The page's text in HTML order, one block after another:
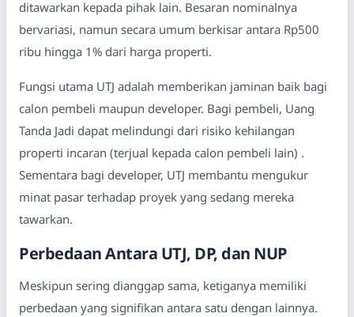
ditawarkan kepada pihak lain. Besaran nominalnya
bervariasi, namun secara umum berkisar antara Rp500
ribu hingga 1% dari harga properti.
Fungsi utama UTJ adalah memberikan jaminan baik bagi
calon pembeli maupun developer. Bagi pembeli, Uang
Tanda Jadi dapat melindungi dari risiko kehilangan
properti incaran (terjual kepada calon pembeli lain) .
Sementara bagi developer, UTJ membantu mengukur
minat pasar terhadap proyek yang sedang mereka
tawarkan.
Perbedaan Antara UTJ, DP, dan NUP
Meskipun sering dianggap sama, ketiganya memiliki
perbedaan yang signifikan antara satu dengan lainnya.